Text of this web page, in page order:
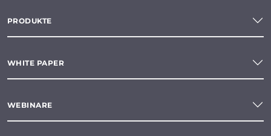
PRODUKTE
WHITE PAPER
WEBINARE